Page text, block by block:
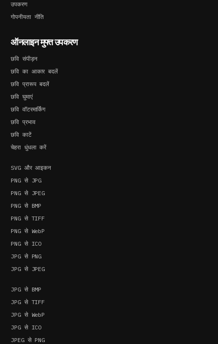
उपकरण
गोपनीयता नीति
ऑनलाइन मुफ्त उपकरण
छवि संपीड़न
छवि का आकार बदलें
छवि प्रारूप बदलें
छवि घुमाएं
छवि वॉटरमार्किंग
छवि प्रभाव
छवि काटें
चेहरा धुंधला करें
SVG और आइकन
PNG से JPG
PNG से JPEG
PNG से BMP
PNG से TIFF
PNG से WebP
PNG से ICO
JPG से PNG
JPG से JPEG
JPG से BMP
JPG से TIFF
JPG से WebP
JPG से ICO
JPEG से PNG